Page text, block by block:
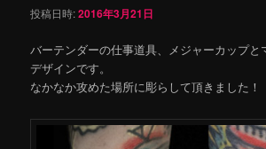
投稿日時:2016年3月21日
バーテンダーの仕事道具、メジャーカップと
デザインです。
なかなか攻めた場所に彫らして頂きました！